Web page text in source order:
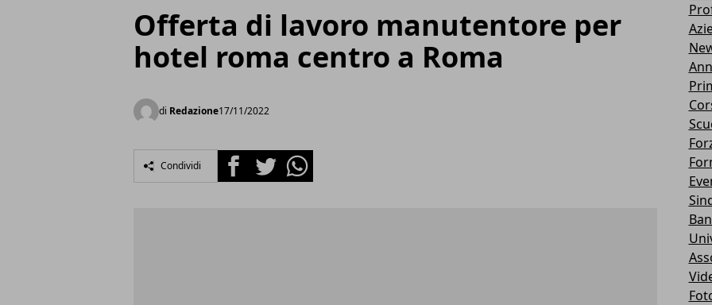
Offerta di lavoro manutentore per
hotel roma centro a Roma
di Redazione17/11/2022
Condividi FacebookTwitterWhatsapp